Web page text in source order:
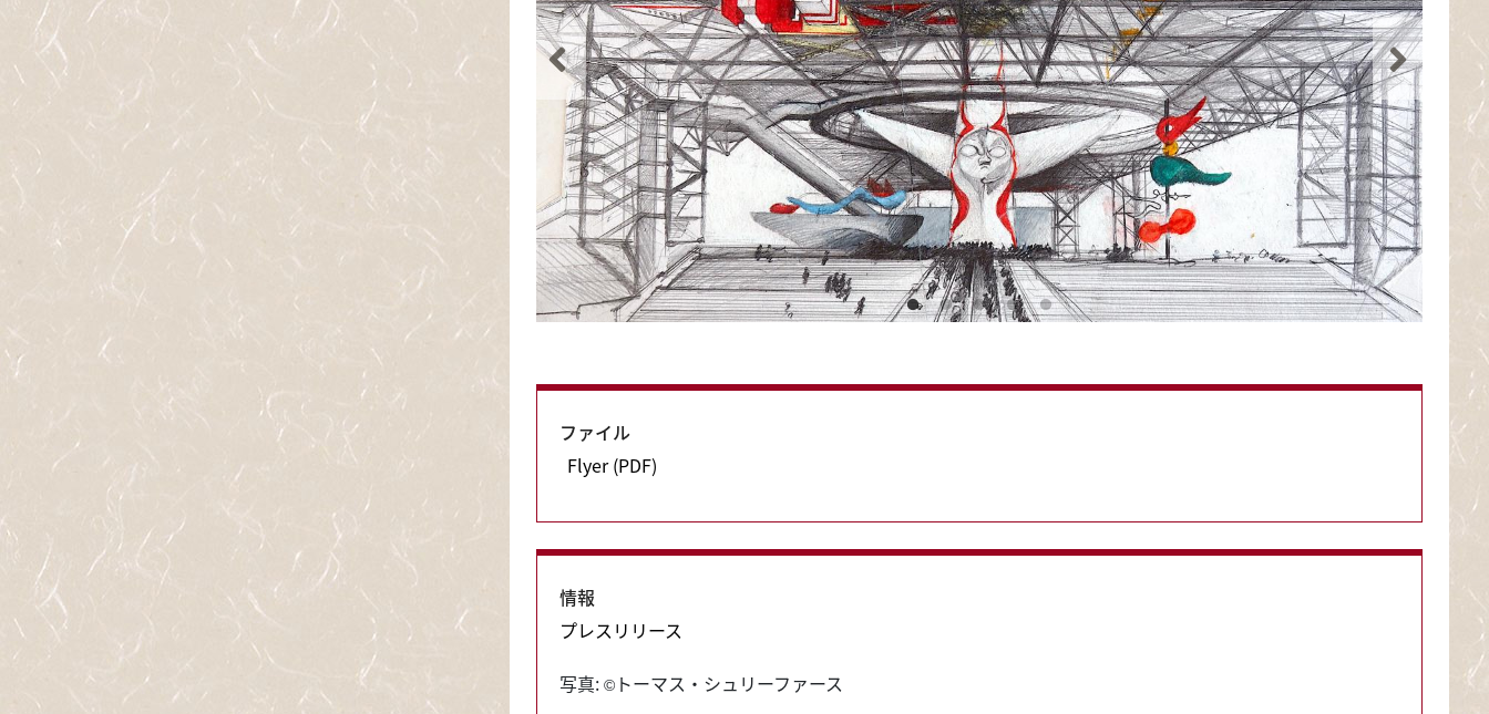
オープニング日時
2025年1月24日（金）19時～
会期
会場
ベルリン日独センター
ファイル
Flyer (PDF)
情報
プレスリリース
写真: © トーマス・シュリーファース